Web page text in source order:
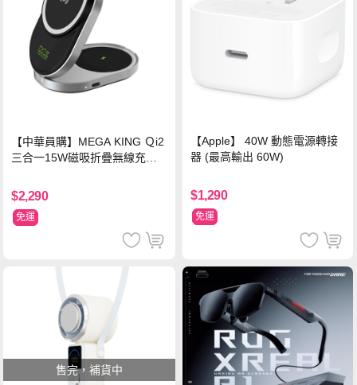
【中華員購】MEGA KING Ｑi2
三合一15W磁吸折疊無線充電
$2,290
免運
【Apple】 40W 動態電源轉接
器 (最高輸出 60W)
$1,290
免運
售完，補貨中